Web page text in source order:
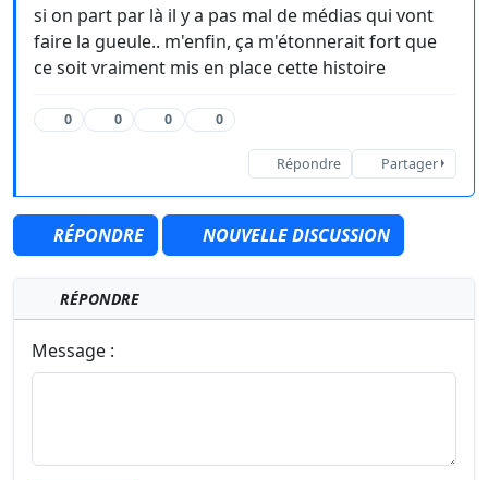
si on part par là il y a pas mal de médias qui vont
faire la gueule.. m'enfin, ça m'étonnerait fort que
ce soit vraiment mis en place cette histoire
0 0 0 0
Répondre Partager
RÉPONDRE NOUVELLE DISCUSSION
RÉPONDRE
Message :